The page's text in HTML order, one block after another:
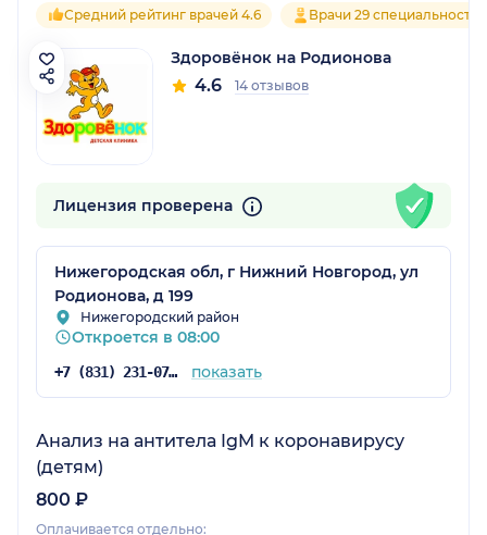
Средний рейтинг врачей 4.6 Врачи 29 специальностей
Здоровёнок на Родионова
4.6 14 отзывов
Лицензия проверена
Нижегородская обл, г Нижний Новгород, ул
Родионова, д 199
Нижегородский район
Откроется в 08:00
+7 (831) 231-07-42 показать
Анализ на антитела IgM к коронавирусу
(детям)
800 ₽
Оплачивается отдельно: